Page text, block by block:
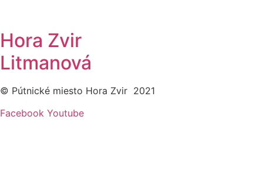
Hora Zvir
Litmanová
© Pútnické miesto Hora Zvir 2021
Facebook Youtube